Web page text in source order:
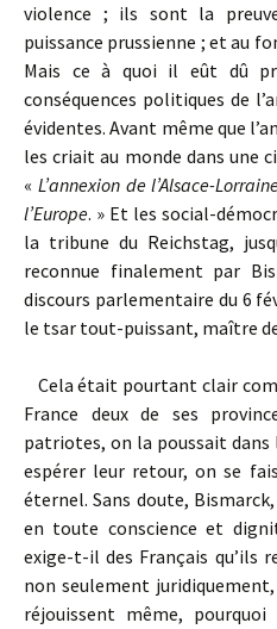
violence ; ils sont la
puissance prussienne ; et au
Mais ce à quoi il eût dû
conséquences politiques de
évidentes. Avant même que
les criait au monde dans une
« L’annexion de l’Alsace-
l’Europe. » Et les social-
la tribune du Reichstag,
reconnue finalement par
discours parlementaire du 6
le tsar tout-puissant, maître
Cela était pourtant clair
France deux de ses
patriotes, on la poussait
espérer leur retour, on se
éternel. Sans doute,
en toute conscience et
exige-t-il des Français qu’ils
non seulement
réjouissent même,